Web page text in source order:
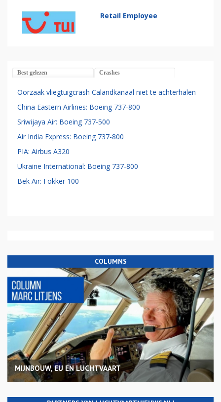
Retail Employee
Best gelezen Crashes
Oorzaak vliegtuigcrash Calandkanaal niet te achterhalen
China Eastern Airlines: Boeing 737-800
Sriwijaya Air: Boeing 737-500
Air India Express: Boeing 737-800
PIA: Airbus A320
Ukraine International: Boeing 737-800
Bek Air: Fokker 100
COLUMNS
MIJNBOUW, EU EN LUCHTVAART